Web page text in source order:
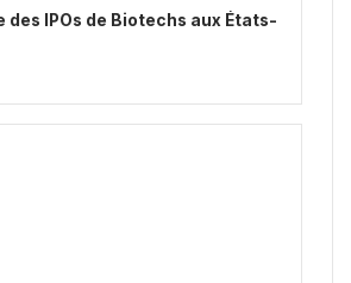
des IPOs de Biotechs aux États-